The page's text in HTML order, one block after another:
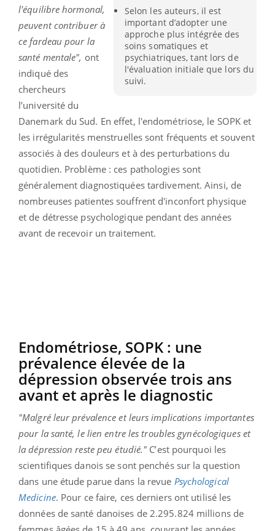
Selon les auteurs, il est
important d’adopter une
approche plus intégrée des
soins somatiques et
psychiatriques, tant lors de
l'évaluation initiale que lors du
suivi.
l'équilibre hormonal,
peuvent contribuer à
ce fardeau pour la
santé mentale", ont
indiqué des
chercheurs
l’université du
Danemark du Sud. En effet, l'endométriose, le SOPK et
les irrégularités menstruelles sont fréquents et souvent
associés à des douleurs et à des perturbations du
quotidien. Problème : ces pathologies sont
généralement diagnostiquées tardivement. Ainsi, de
nombreuses patientes souffrent d'inconfort physique
et de détresse psychologique pendant des années
avant de recevoir un traitement.
Endométriose, SOPK : une
prévalence élevée de la
dépression observée trois ans
avant et après le diagnostic
"Malgré leur prévalence et leurs implications importantes
pour la santé, le lien entre les troubles gynécologiques et
la dépression reste peu étudié." C’est pourquoi les
scientifiques danois se sont penchés sur la question
dans une étude parue dans la revue Psychological
Medicine. Pour ce faire, ces derniers ont utilisé les
données de santé danoises de 2.295.824 millions de